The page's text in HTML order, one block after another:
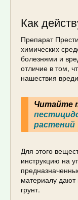
Как
Препарат
химических
болезнями и
отличие в том,
нашествия
Читайте
растений
Для этого
инструкцию на
материалу дают
грунт.